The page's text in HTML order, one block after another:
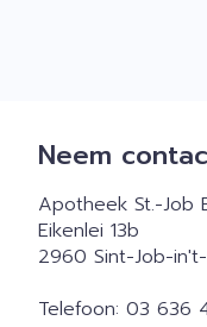
Neem
Apotheek St.-Job
Eikenlei 13b
2960 Sint-Job-
Telefoon: 03 636